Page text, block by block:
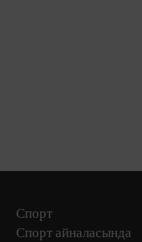
Спорт
Спорт айналасында